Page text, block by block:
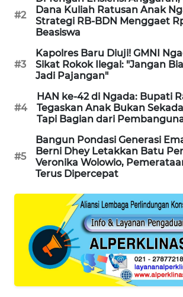
#2
Dana Kuliah Ratusan Anak
Strategi RB-BDN Menggaet
Beasiswa
#3
Kapolres Baru Diuji! GMNI
Sikat Rokok Ilegal: "Jangan
Jadi Pajangan"
#4
HAN ke-42 di Ngada: Bupati
Tegaskan Anak Bukan
Tapi Bagian dari
#5
Bangun Pondasi Generasi
Berni Dhey Letakkan Batu
Veronika Wolowio,
Terus Dipercepat
NEWS
GARONGGANG
NEWS
ID
ENERGI
NEWS
CILEUNGSI
NEWS
BERAMPU
NEWS